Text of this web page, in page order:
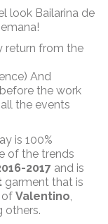
look Bailarina de
return from the
And
the work
the events
is 100%
of the trends
2017and is
garment that is
of Valentino,
others.